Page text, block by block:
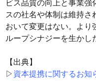
ビス品質の向上と事業強
スの社名や体制は維持さ
おいて変更はない。より
ループシナジーを生かし
【出典】
▷ 資本提携に関するお知